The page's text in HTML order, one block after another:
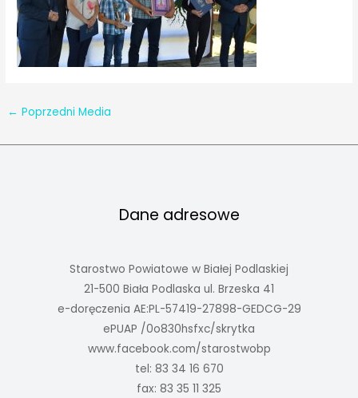
← Poprzedni Media
Dane adresowe
Starostwo Powiatowe w Białej Podlaskiej
21-500 Biała Podlaska ul. Brzeska 41
e-doręczenia AE:PL-57419-27898-GEDCG-29
ePUAP /0o830hsfxc/skrytka
www.facebook.com/starostwobp
tel: 83 34 16 670
fax: 83 35 11 325